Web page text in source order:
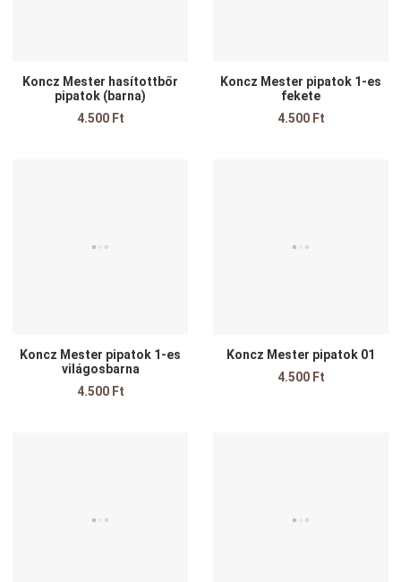
Koncz Mester hasítottbőr
pipatok (barna)
4.500 Ft
Koncz Mester pipatok 1-es
fekete
4.500 Ft
Koncz Mester pipatok 1-es
világosbarna
4.500 Ft
Koncz Mester pipatok 01
4.500 Ft